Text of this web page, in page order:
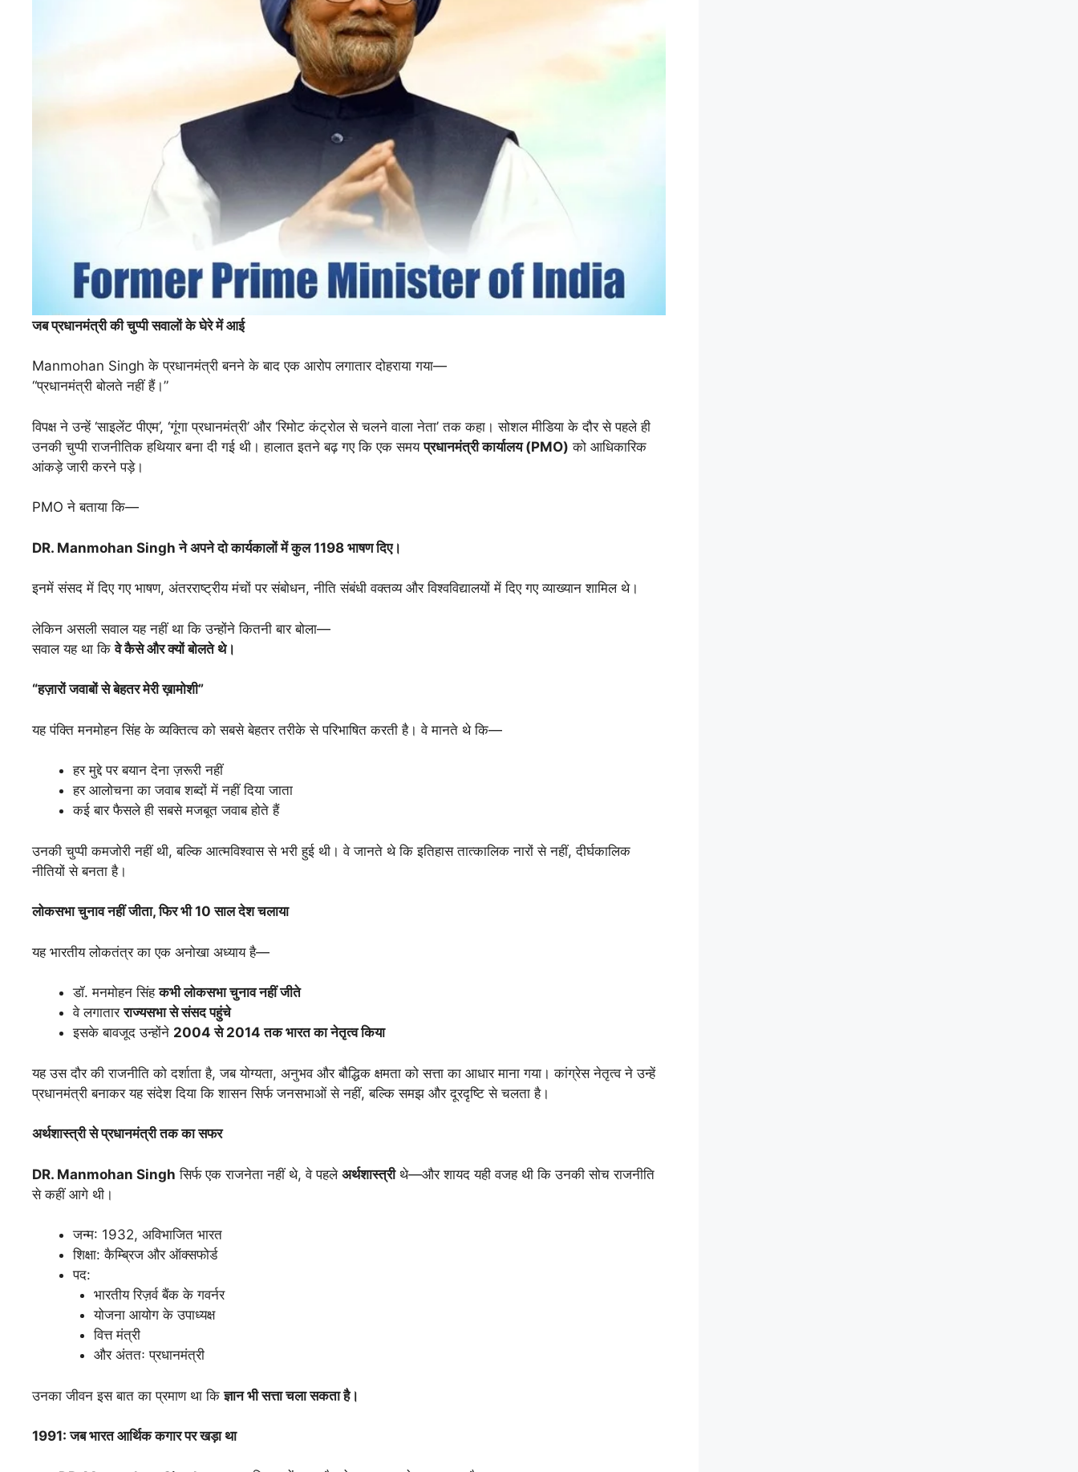
जबप्रधानमंत्रीकीचुप्पीसवालोंकेघेरेमेंआई
Manmohan Singh के प्रधानमंत्री बनने के बाद एक आरोप लगातार दोहराया गया—
“प्रधानमंत्री बोलते नहीं हैं।”
विपक्ष ने उन्हें ‘साइलेंट पीएम’, ‘गूंगा प्रधानमंत्री’ और ‘रिमोट कंट्रोल से चलने वाला नेता’ तक कहा। सोशल मीडिया के दौर से पहले ही
उनकी चुप्पी राजनीतिक हथियार बना दी गई थी। हालात इतने बढ़ गए कि एक समयप्रधानमंत्रीकार्यालय (PMO) को आधिकारिक
आंकड़े जारी करने पड़े।
PMO ने बताया कि—
DR. Manmohan Singh ने अपने दो कार्यकालों में कुल 1198 भाषण दिए।
इनमें संसद में दिए गए भाषण, अंतरराष्ट्रीय मंचों पर संबोधन, नीति संबंधी वक्तव्य और विश्वविद्यालयों में दिए गए व्याख्यान शामिल थे।
लेकिन असली सवाल यह नहीं था कि उन्होंने कितनी बार बोला—
सवाल यह था किवेकैसेऔरक्योंबोलतेथे।
“हज़ारोंजवाबोंसेबेहतरमेरीख़ामोशी”
यह पंक्ति मनमोहन सिंह के व्यक्तित्व को सबसे बेहतर तरीके से परिभाषित करती है। वे मानते थे कि—
हर मुद्दे पर बयान देना ज़रूरी नहीं
हर आलोचना का जवाब शब्दों में नहीं दिया जाता
कई बार फैसले ही सबसे मजबूत जवाब होते हैं
उनकी चुप्पी कमजोरी नहीं थी, बल्कि आत्मविश्वास से भरी हुई थी। वे जानते थे कि इतिहास तात्कालिक नारों से नहीं, दीर्घकालिक
नीतियों से बनता है।
लोकसभाचुनावनहींजीता,फिरभी 10सालदेशचलाया
यह भारतीय लोकतंत्र का एक अनोखा अध्याय है—
डॉ. मनमोहन सिंहकभीलोकसभाचुनावनहींजीते
वे लगातारराज्यसभासेसंसदपहुंचे
इसके बावजूद उन्होंने 2004से 2014तकभारतकानेतृत्वकिया
यह उस दौर की राजनीति को दर्शाता है, जब योग्यता, अनुभव और बौद्धिक क्षमता को सत्ता का आधार माना गया। कांग्रेस नेतृत्व ने उन्हें
प्रधानमंत्री बनाकर यह संदेश दिया कि शासन सिर्फ जनसभाओं से नहीं, बल्कि समझ और दूरदृष्टि से चलता है।
अर्थशास्त्रीसेप्रधानमंत्रीतककासफर
DR. Manmohan Singh सिर्फ एक राजनेता नहीं थे, वे पहले अर्थशास्त्रीथे—और शायद यही वजह थी कि उनकी सोच राजनीति
से कहीं आगे थी।
जन्म: 1932, अविभाजित भारत
शिक्षा: कैम्ब्रिज और ऑक्सफोर्ड
पद:
भारतीय रिज़र्व बैंक के गवर्नर
योजना आयोग के उपाध्यक्ष
वित्त मंत्री
और अंततः प्रधानमंत्री
उनका जीवन इस बात का प्रमाण था किज्ञानभीसत्ताचलासकताहै।
1991:जबभारतआर्थिककगारपरखड़ाथा